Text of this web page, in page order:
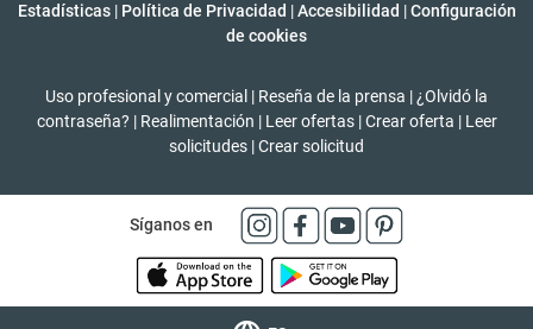
Estadísticas | Política de Privacidad | Accesibilidad | Configuración
de cookies
Uso profesional y comercial | Reseña de la prensa | ¿Olvidó la
contraseña? | Realimentación | Leer ofertas | Crear oferta | Leer
solicitudes |Crear solicitud
Síganos en